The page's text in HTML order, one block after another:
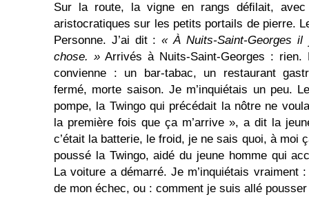
Sur la route, la vigne en rangs déﬁlait,
aristocratiques sur les petits portails de pierre.
Personne. J’ai dit :« À Nuits-Saint-Georges il
chose. » Arrivés à Nuits-Saint-Georges : rien.
convienne : un bar-tabac, un restaurant
fermé, morte saison. Je m’in­quiétais un peu.
pompe, la Twingo qui précédait la nôtre ne
la première fois que ça m’arrive », a dit la
c’était la batterie, le froid, je ne sais quoi, à moi
poussé la Twingo, aidé du jeune homme qui
La voiture a démarré. Je m’inquiétais vraiment
de mon échec, ou : comment je suis allé